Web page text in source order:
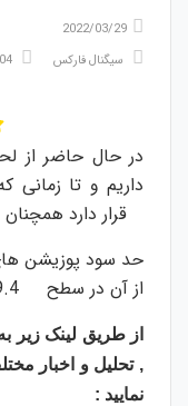
2022/03/29
سیگنال فارکس
در حال حاضر از
قرار دارد
از آن در سطح 159.4 قرار خواهد داشت.
از طریق لینک زیر
, تحلیل و اخبار
نمایید :